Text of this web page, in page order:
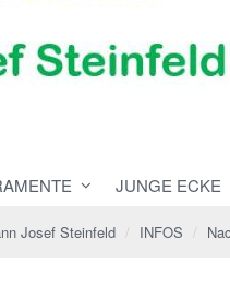
JUNGE ECKE
Josef Steinfeld INFOS